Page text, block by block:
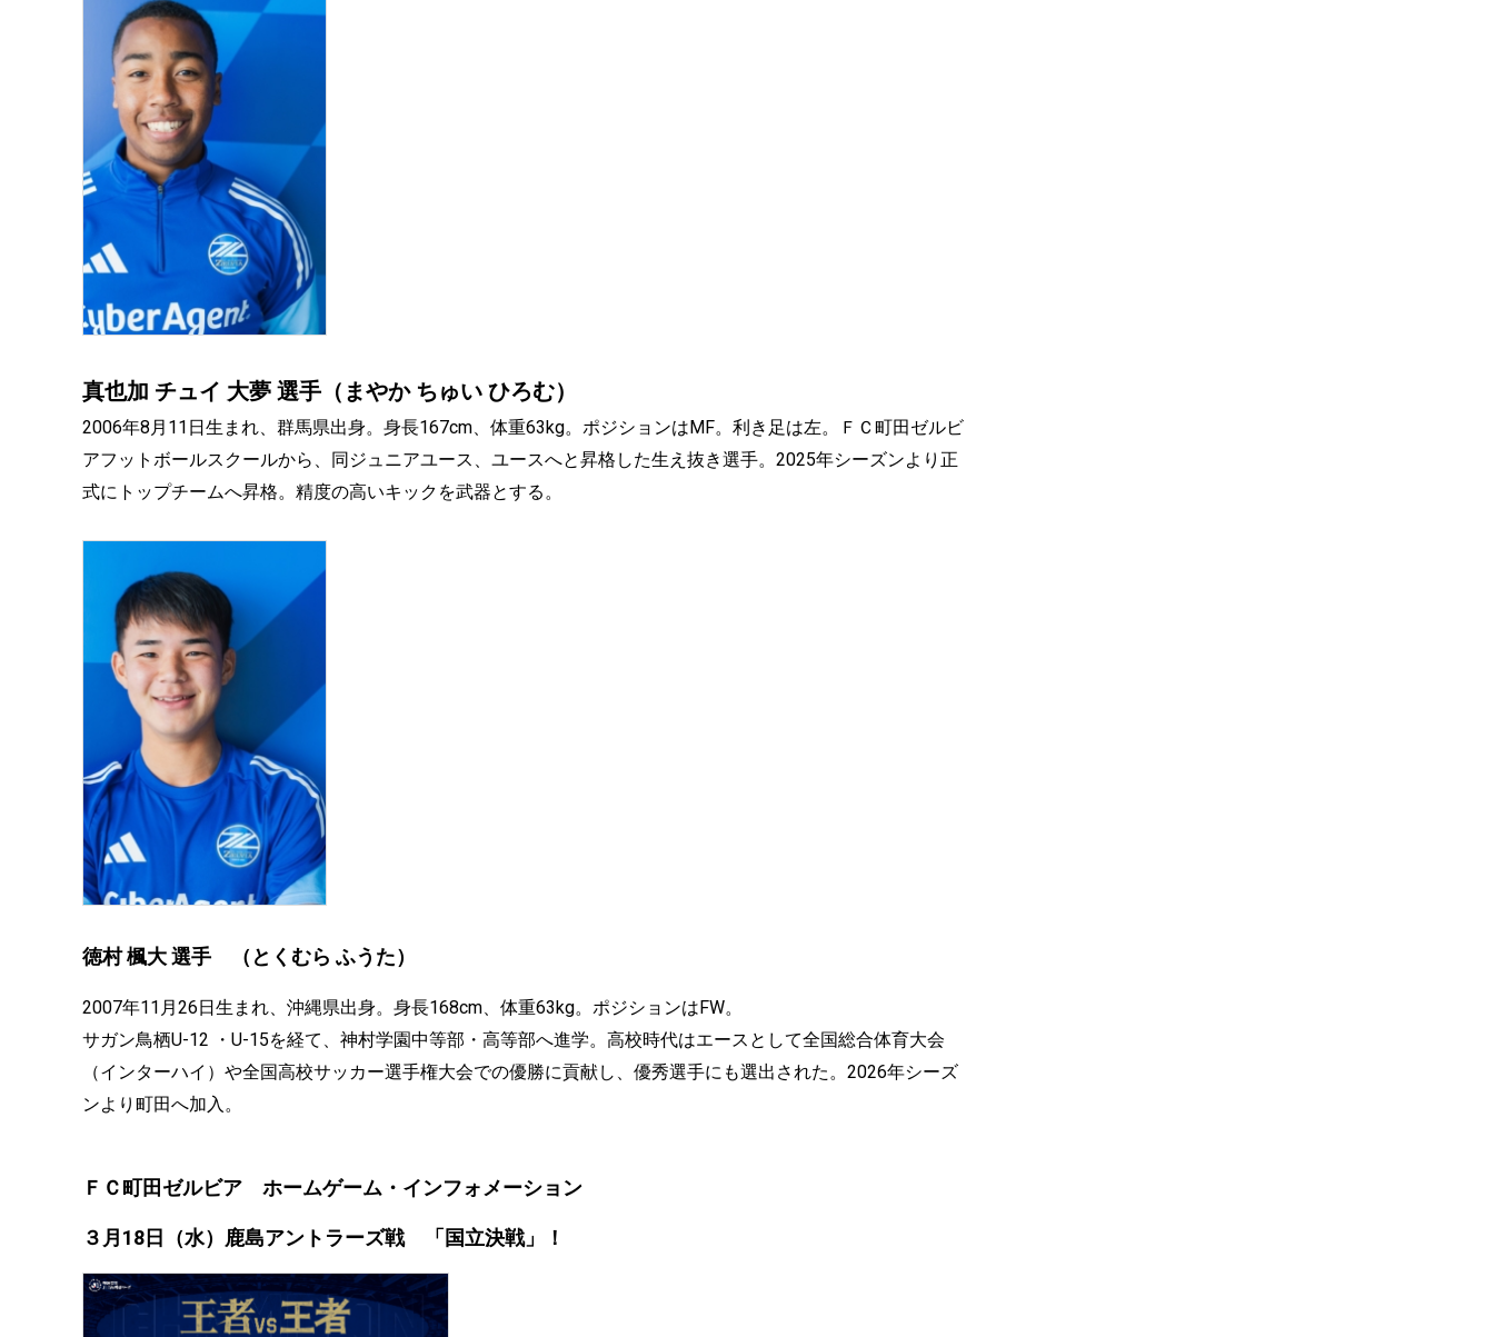
真也加 チュイ 大夢 選手（まやか ちゅい ひろむ）
2006年8月11日生まれ、群馬県出身。身長167cm、体重63kg。ポジションはMF。利き足は左。ＦＣ町田ゼルビ
アフットボールスクールから、同ジュニアユース、ユースへと昇格した生え抜き選手。2025年シーズンより正
式にトップチームへ昇格。精度の高いキックを武器とする。
徳村 楓大 選手 （とくむら ふうた）
2007年11月26日生まれ、沖縄県出身。身長168cm、体重63kg。ポジションはFW。
サガン鳥栖U-12 ・U-15を経て、神村学園中等部・高等部へ進学。高校時代はエースとして全国総合体育大会
（インターハイ）や全国高校サッカー選手権大会での優勝に貢献し、優秀選手にも選出された。2026年シーズ
ンより町田へ加入。
ＦＣ町田ゼルビア ホームゲーム・インフォメーション
３月18日（水）鹿島アントラーズ戦 「国立決戦」！